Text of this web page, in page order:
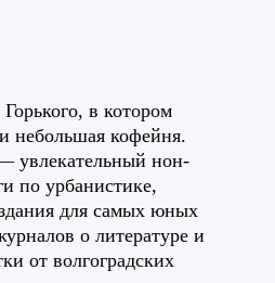
в котором
небольшая кофейня.
увлекательный нон-
по урбанистике,
для самых юных
о литературе и
от волгоградских